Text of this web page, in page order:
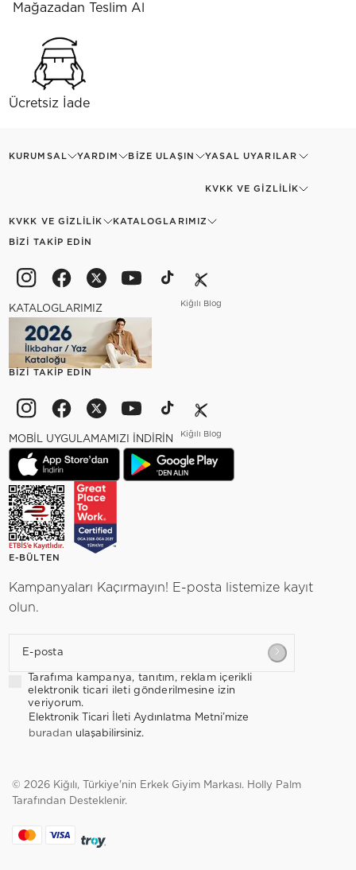
Mağazadan Teslim Al
Ücretsiz İade
KURUMSAL YARDIM BIZE ULAŞIN YASAL UYARILAR
KVKK VE GIZLILIK
KVKK VE GIZLILIK KATALOGLARIMIZ
BIZI TAKIP EDIN
Kiğılı Blog
KATALOGLARIMIZ
BIZI TAKIP EDIN
Kiğılı Blog
MOBİL UYGULAMAMIZI İNDİRİN
E-BÜLTEN
Kampanyaları Kaçırmayın! E-posta listemize kayıt
olun.
E-posta
Tarafıma kampanya, tanıtım, reklam içerikli
elektronik ticari ileti gönderilmesine izin
veriyorum.
Elektronik Ticari İleti Aydınlatma Metni’mize
buradan ulaşabilirsiniz.
© 2026 Kiğılı, Türkiye'nin Erkek Giyim Markası. Holly Palm
Tarafından Desteklenir.